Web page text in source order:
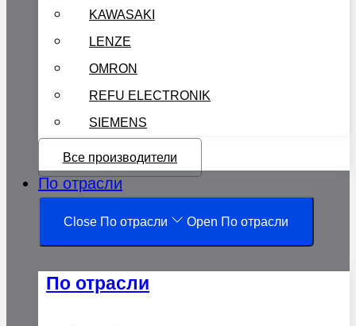
KAWASAKI
LENZE
OMRON
REFU ELECTRONIK
SIEMENS
Все производители
По отрасли
Close По отрасли Open По отрасли
По отрасли